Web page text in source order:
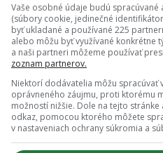
(28. 6.) uviedol, že
spôsobilo
išiel po koľaji, ktorá
Okolnosti nehody sú
rušňovodiča
Vaše osobné údaje budú
(súbory cookie, jedinečné
byť ukladané a používané 225
alebo môžu byť využívané konkrétne
a naši partneri môžeme používať
zoznam partnerov.
Niektorí dodávatelia môžu spracúvať
oprávneného záujmu, proti ktorému
možností nižšie. Dole na tejto
odkaz, pomocou ktorého môžete
v nastaveniach ochrany súkromia a